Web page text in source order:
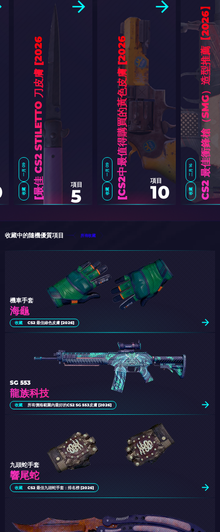
二月 16
收藏
【
2
0
2
6
】
C
S
2
最
佳
衝
鋒
槍
（
S
M
G
）
造
型
推
薦
一月 09
收藏
C
S
2
中
最
值
得
購
買
的
黃
色
皮
膚
[
2
0
2
6
] 項目
10
一月 09
收藏
最
佳
C
S
2
S
T
I
L
E
T
T
O
刀
皮
膚
[
2
0
2
6
] 項目
5
收藏中的隨機優質項目 所有收藏
海龜
機車手套
收藏 CS2 最佳綠色皮膚 [2026]
龍族科技
SG 553
收藏 所有價格範圍內最好的CS2 SG 553皮膚 [2026]
響尾蛇
九頭蛇手套
收藏 CS2 最佳九頭蛇手套：排名榜 [2026]